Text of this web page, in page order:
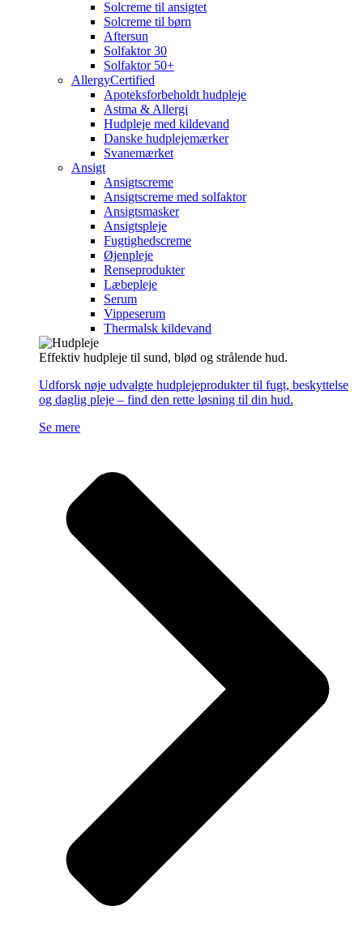
Solcreme til ansigtet
Solcreme til børn
Aftersun
Solfaktor 30
Solfaktor 50+
AllergyCertified
Apoteksforbeholdt hudpleje
Astma & Allergi
Hudpleje med kildevand
Danske hudplejemærker
Svanemærket
Ansigt
Ansigtscreme
Ansigtscreme med solfaktor
Ansigtsmasker
Ansigtspleje
Fugtighedscreme
Øjenpleje
Renseprodukter
Læbepleje
Serum
Vippeserum
Thermalsk kildevand
Effektiv hudpleje til sund, blød og strålende hud.
Udforsk nøje udvalgte hudplejeprodukter til fugt, beskyttelse
og daglig pleje – find den rette løsning til din hud.
Se mere